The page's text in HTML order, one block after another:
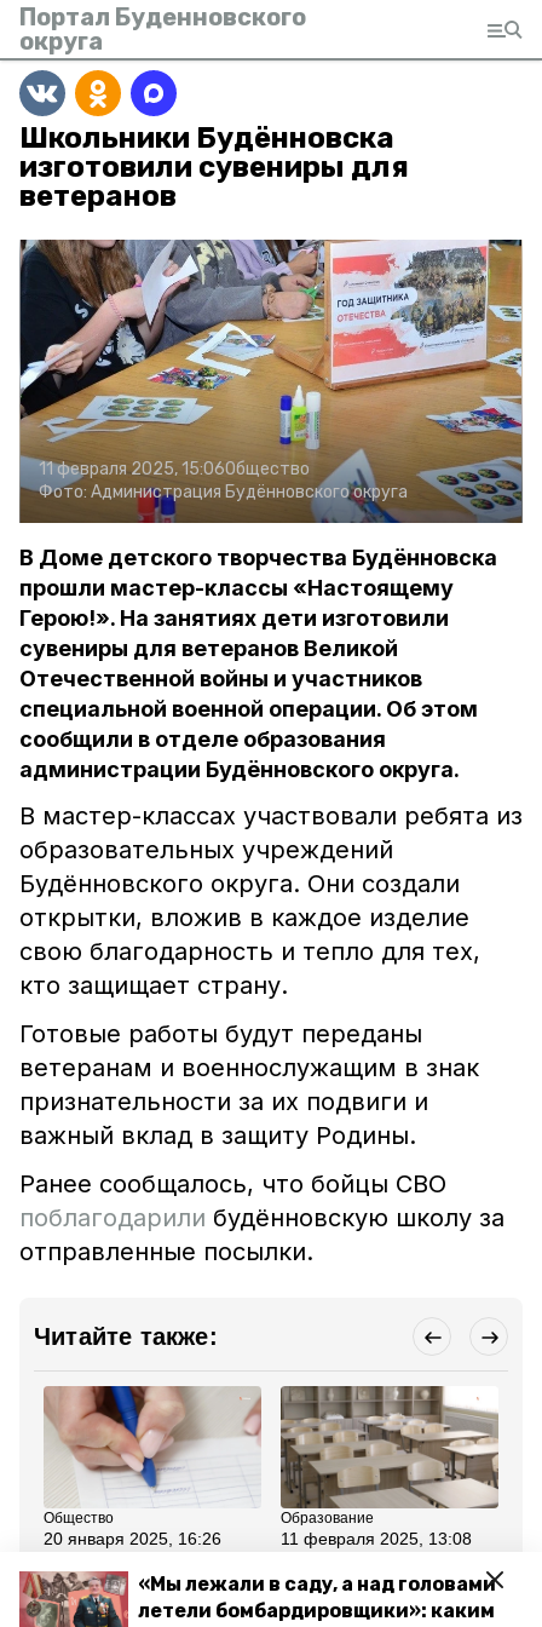
«Мы лежали в саду, а над головами
летели бомбардировщики»: каким
Портал Буденновского
округа
Школьники Будённовска
изготовили сувениры для
ветеранов
11 февраля 2025, 15:06Общество
Фото: Администрация Будённовского округа
В Доме детского творчества Будённовска
прошли мастер-классы «Настоящему
Герою!». На занятиях дети изготовили
сувениры для ветеранов Великой
Отечественной войны и участников
специальной военной операции. Об этом
сообщили в отделе образования
администрации Будённовского округа.
В мастер-классах участвовали ребята из
образовательных учреждений
Будённовского округа. Они создали
открытки, вложив в каждое изделие
свою благодарность и тепло для тех,
кто защищает страну.
Готовые работы будут переданы
ветеранам и военнослужащим в знак
признательности за их подвиги и
важный вклад в защиту Родины.
Ранее сообщалось, что бойцы СВО
поблагодарили будённовскую школу за
отправленные посылки.
Читайте также:
Общество
20 января 2025, 16:26
изменился порядок
выплаты соцпособий
участникам СВО
Образование
11 февраля 2025, 13:08
рассмотрят создание
агроклассов в школах
по поручению главы